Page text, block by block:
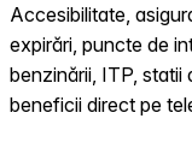
Accesibilitate,
expirări, puncte de
benzinării, ITP, statii
beneficii direct pe